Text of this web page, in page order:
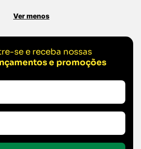
Ver menos
se e receba nossas
e promoções